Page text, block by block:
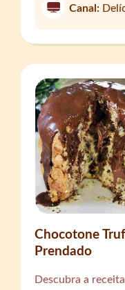
Canal:
Chocotone
Prendado
Descubra a